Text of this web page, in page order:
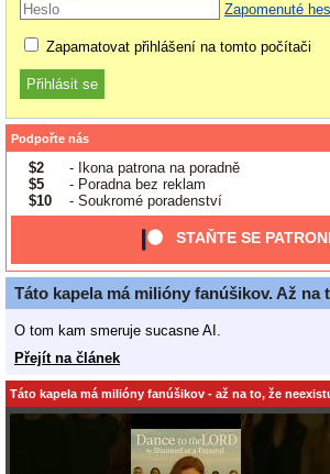
Zapomenuté
Zapamatovat přihlášení na tomto počítači
Podpořte nás
$2
- Ikona patrona na poradně
$5
- Poradna bez reklam
$10
- Soukromé poradenství
STAŇTE SE
Táto kapela má milióny fanúšikov. Až na
O tom kam smeruje sucasne AI.
Přejít na článek
Táto kapela má milióny fanúšikov - až na to, že